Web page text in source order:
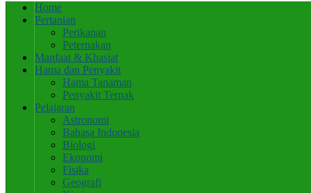
Home
Pertanian
Perikanan
Peternakan
Manfaat & Khasiat
Hama dan Penyakit
Hama Tanaman
Penyakit Ternak
Pelajaran
Astronomi
Bahasa Indonesia
Biologi
Ekonomi
Fisika
Geografi